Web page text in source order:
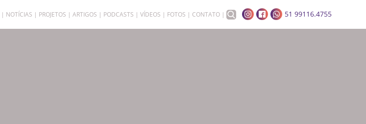
NOTÍCIAS PROJETOS ARTIGOS PODCASTS VÍDEOS FOTOS CONTATO 51 99116.4755